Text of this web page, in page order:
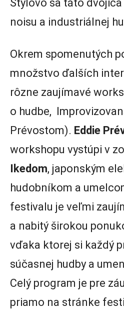
Štýlovo sa táto
noisu a industriálnej
Okrem spomenutých
množstvo ďalších
rôzne zaujímavé
o hudbe,
Prévostom). Eddie
workshopu vystúpi v
Ikedom, japonským
hudobníkom a
festivalu je veľmi
a nabitý širokou
vďaka ktorej si každý
súčasnej hudby a
Celý program je pre
priamo na stránke